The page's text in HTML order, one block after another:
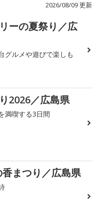
2026/08/09 更新
ーの夏祭り／広
グルメや遊びで楽しも
2026／広島県
満喫する3日間
まつり／広島県